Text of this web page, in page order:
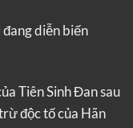
diễn biến
Tiên Sinh Đan sau
độc tố của Hãn